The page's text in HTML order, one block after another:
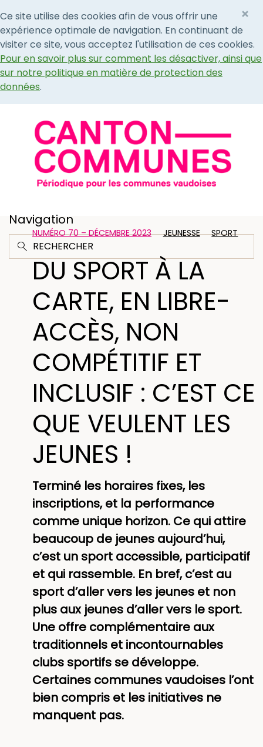
Ce site utilise des cookies afin de vous offrir une
expérience optimale de navigation. En continuant de
visiter ce site, vous acceptez l'utilisation de ces cookies.
Pour en savoir plus sur comment les désactiver, ainsi que
sur notre politique en matière de protection des
données.
×
Navigation
NUMÉRO 70 – DÉCEMBRE 2023 JEUNESSE SPORT
DU SPORT À LA
CARTE, EN LIBRE-
ACCÈS, NON
COMPÉTITIF ET
INCLUSIF : C’EST CE
QUE VEULENT LES
JEUNES !
Terminé les horaires fixes, les
inscriptions, et la performance
comme unique horizon. Ce qui attire
beaucoup de jeunes aujourd’hui,
c’est un sport accessible, participatif
et qui rassemble. En bref, c’est au
sport d’aller vers les jeunes et non
plus aux jeunes d’aller vers le sport.
Une offre complémentaire aux
traditionnels et incontournables
clubs sportifs se développe.
Certaines communes vaudoises l’ont
bien compris et les initiatives ne
manquent pas.